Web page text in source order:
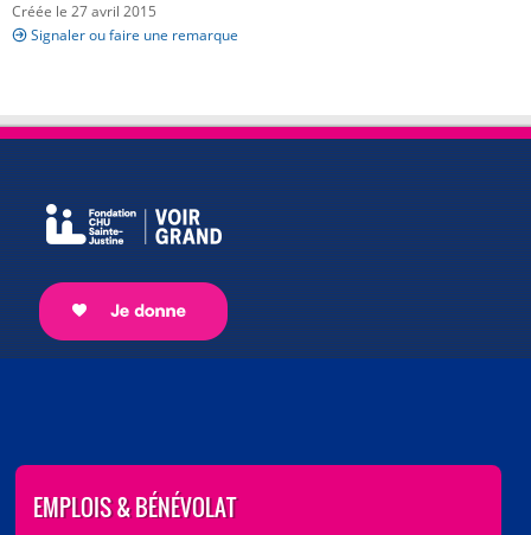
Créée le 27 avril 2015
Signaler ou faire une remarque
EMPLOIS & BÉNÉVOLAT